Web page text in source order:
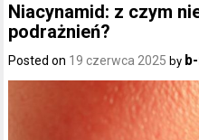
Niacynamid: z czym
podrażnień?
Posted on 19 czerwca 2025 by